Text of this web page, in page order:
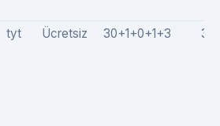
tyt Ücretsiz 30+1+0+1+3